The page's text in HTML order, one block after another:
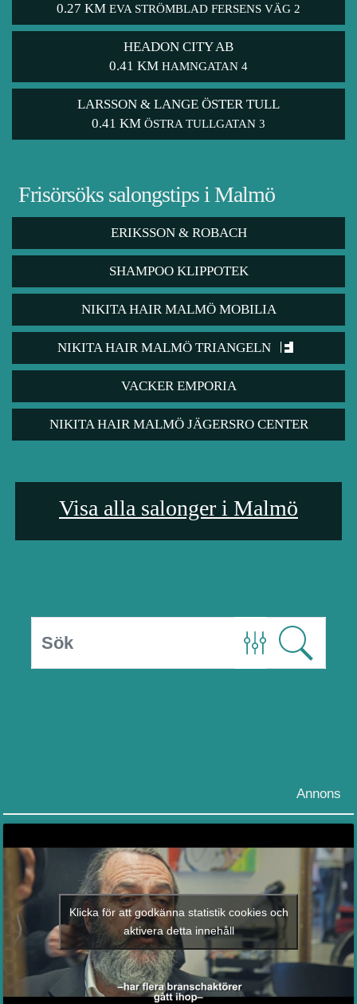
0.27 KM EVA STRÖMBLAD FERSENS VÄG 2
HEADON CITY AB
0.41 KM HAMNGATAN 4
LARSSON & LANGE ÖSTER TULL
0.41 KM ÖSTRA TULLGATAN 3
Frisörsöks salongstips i Malmö
ERIKSSON & ROBACH
SHAMPOO KLIPPOTEK
NIKITA HAIR MALMÖ MOBILIA
NIKITA HAIR MALMÖ TRIANGELN
VACKER EMPORIA
NIKITA HAIR MALMÖ JÄGERSRO CENTER
Visa alla salonger i Malmö
Annons
Klicka för att godkänna statistik cookies och
aktivera detta innehåll